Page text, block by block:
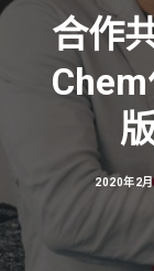
合作
2020年2月